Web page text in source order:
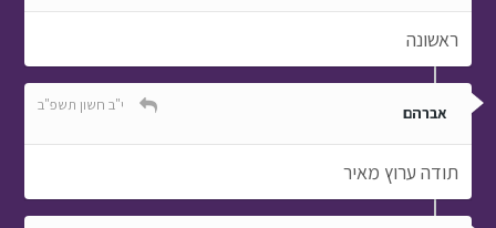
ראשונה
אברהם י"ב חשון תשפ"ב
תודה ערוץ מאיר